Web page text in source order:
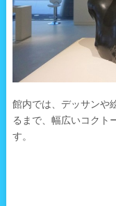
館内では、デッサンや
るまで、幅広いコクト
す。